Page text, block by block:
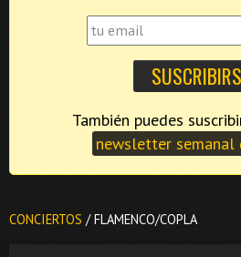
newsletter semanal
CONCIERTOS / FLAMENCO/COPLA